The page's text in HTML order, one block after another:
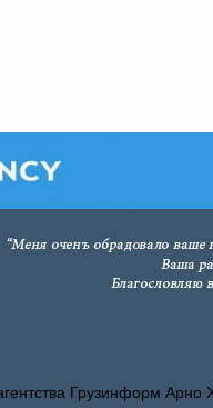
Грузинформ Арно